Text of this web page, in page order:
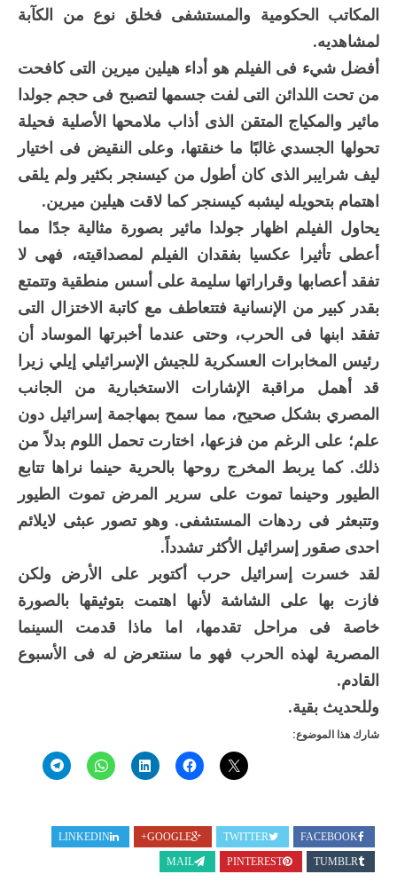
المكاتب الحكومية والمستشفى فخلق نوع من الكآبة
لمشاهديه.
أفضل شيء فى الفيلم هو أداء هيلين ميرين التى كافحت
من تحت اللدائن التى لفت جسمها لتصبح فى حجم جولدا
مائير والمكياج المتقن الذى أذاب ملامحها الأصلية فحيلة
تحولها الجسدي غالبًا ما خنقتها، وعلى النقيض فى اختيار
ليف شرايبر الذى كان أطول من كيسنجر بكثير ولم يلقى
اهتمام بتحويله ليشبه كيسنجر كما لاقت هيلين ميرين.
يحاول الفيلم اظهار جولدا مائير بصورة مثالية جدًا مما
أعطى تأثيرا عكسيا بفقدان الفيلم لمصداقيته، فهى لا
تفقد أعصابها وقراراتها سليمة على أسس منطقية وتتمتع
بقدر كبير من الإنسانية فتتعاطف مع كاتبة الاختزال التى
تفقد ابنها فى الحرب، وحتى عندما أخبرتها الموساد أن
رئيس المخابرات العسكرية للجيش الإسرائيلي إيلي زيرا
قد أهمل مراقبة الإشارات الاستخبارية من الجانب
المصري بشكل صحيح، مما سمح بمهاجمة إسرائيل دون
علم؛ على الرغم من فزعها، اختارت تحمل اللوم بدلاً من
ذلك. كما يربط المخرج روحها بالحرية حينما نراها تتابع
الطيور وحينما تموت على سرير المرض تموت الطيور
وتتبعثر فى ردهات المستشفى. وهو تصور عبثى لايلائم
احدى صقور إسرائيل الأكثر تشدداً.
لقد خسرت إسرائيل حرب أكتوبر على الأرض ولكن
فازت بها على الشاشة لأنها اهتمت بتوثيقها بالصورة
خاصة فى مراحل تقدمها، اما ماذا قدمت السينما
المصرية لهذه الحرب فهو ما سنتعرض له فى الأسبوع
القادم.
وللحديث بقية.
شارك هذا الموضوع:
FACEBOOK
TWITTER
GOOGLE+
LINKEDIN
TUMBLR
PINTEREST
MAIL